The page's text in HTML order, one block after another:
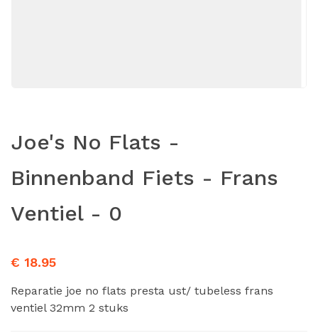
Joe's No Flats -
Binnenband Fiets - Frans
Ventiel - 0
€ 18.95
Reparatie joe no flats presta ust/ tubeless frans
ventiel 32mm 2 stuks